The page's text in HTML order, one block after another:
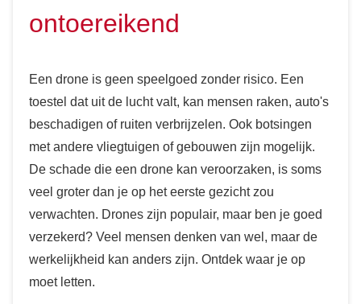
ontoereikend
Een drone is geen speelgoed zonder risico. Een
toestel dat uit de lucht valt, kan mensen raken, auto's
beschadigen of ruiten verbrijzelen. Ook botsingen
met andere vliegtuigen of gebouwen zijn mogelijk.
De schade die een drone kan veroorzaken, is soms
veel groter dan je op het eerste gezicht zou
verwachten. Drones zijn populair, maar ben je goed
verzekerd? Veel mensen denken van wel, maar de
werkelijkheid kan anders zijn. Ontdek waar je op
moet letten.